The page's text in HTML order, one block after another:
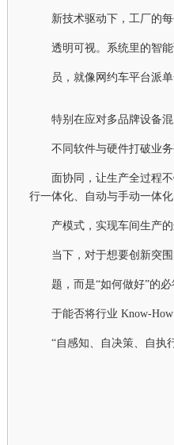
新技术驱动下，工厂的
透明可视。系统里的智
员，就像网约车平台派
特别在应对多品牌设备
不同软件与硬件打破业
面协同，让生产全过程
行一体化、自动与手动一体
产模式，实现车间生产
当下，对于想要创新突
题，而是“如何做好”的
于能否将行业 Know-
“自感知、自决策、自执